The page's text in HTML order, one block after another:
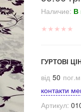
Наличие: В
★ ★ ★ ★ ★
ГУРТОВІ
від 50 пог.м
контакти
Артикул: